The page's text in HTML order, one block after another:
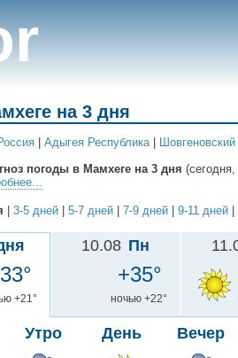
на 3 дня
Адыгея Республика|
погоды в Мамхеге на 3 дня
3-5 дней 5-7 дней 7-9 дней 9-11 дней
+21°
Утро День Вечер
10.08 Пн
+35°
ночью +22°